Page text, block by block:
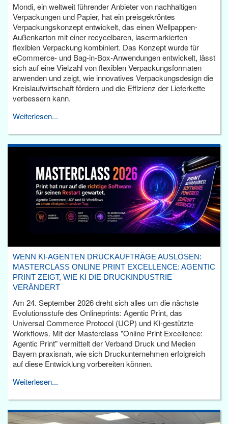
Mondi, ein weltweit führender Anbieter von nachhaltigen
Verpackungen und Papier, hat ein preisgekröntes
Verpackungskonzept entwickelt, das einen Wellpappen-
Außenkarton mit einer recycelbaren, lasermarkierten
flexiblen Verpackung kombiniert. Das Konzept wurde für
eCommerce- und Bag-in-Box-Anwendungen entwickelt, lässt
sich auf eine Vielzahl von flexiblen Verpackungsformaten
anwenden und zeigt, wie innovatives Verpackungsdesign die
Kreislaufwirtschaft fördern und die Effizienz der Lieferkette
verbessern kann.
Weiterlesen...
WENN KI-AGENTEN DRUCKAUFTRÄGE AUSLÖSEN:
MASTERCLASS ONLINE PRINT EXCELLENCE: AGENTIC
PRINT ZEIGT, WIE KI DIE DRUCKINDUSTRIE
VERÄNDERT
Am 24. September 2026 dreht sich alles um die nächste
Evolutionsstufe des Onlineprints: Agentic Print, das
Universal Commerce Protocol (UCP) und KI-gestützte
Workflows. Mit der Masterclass "Online Print Excellence:
Agentic Print" vermittelt der Verband Druck und Medien
Bayern praxisnah, wie sich Druckunternehmen erfolgreich
auf diese Entwicklung vorbereiten können.
Weiterlesen...